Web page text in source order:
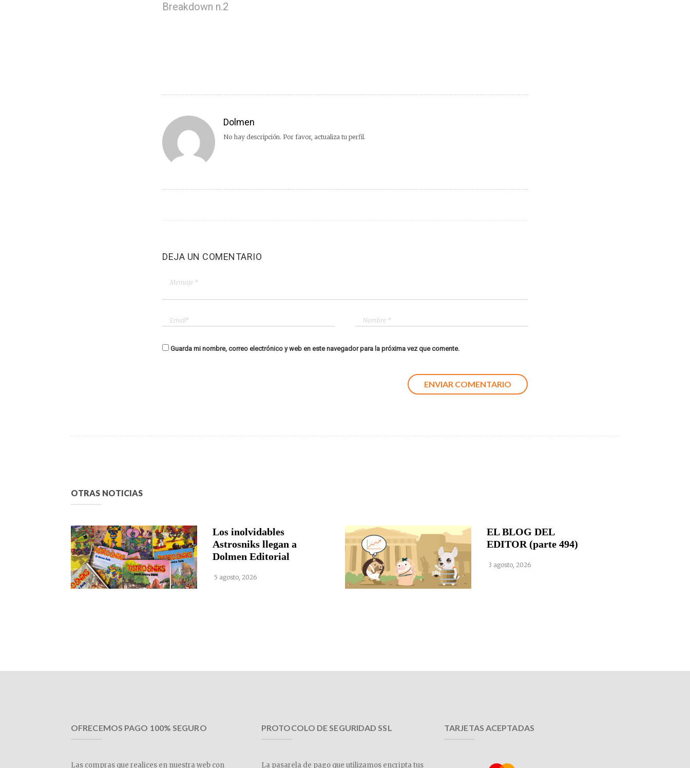
Breakdown n.2
Dolmen
No hay descripción. Por favor, actualiza tu perfil.
DEJA UN COMENTARIO
Guarda mi nombre, correo electrónico y web en este navegador para la próxima vez que comente.
OTRAS NOTICIAS
Los inolvidables
Astrosniks llegan a
Dolmen Editorial
5 agosto, 2026
EL BLOG DEL
EDITOR (parte 494)
3 agosto, 2026
OFRECEMOS PAGO 100% SEGURO
Las compras que realices en nuestra web con
PROTOCOLO DE SEGURIDAD SSL
La pasarela de pago que utilizamos encripta tus
TARJETAS ACEPTADAS